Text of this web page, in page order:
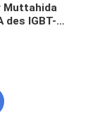
Muttahida
des IGBT-